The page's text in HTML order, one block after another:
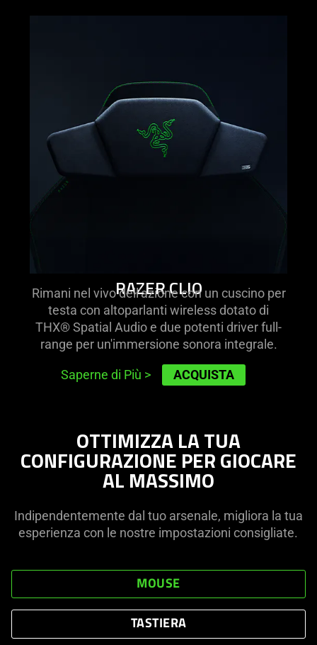
RAZER CLIO
Rimani nel vivo dell'azione con un cuscino per
testa con altoparlanti wireless dotato di
THX® Spatial Audio e due potenti driver full-
range per un'immersione sonora integrale.
Saperne di Più > ACQUISTA
OTTIMIZZA LA TUA
CONFIGURAZIONE PER GIOCARE
AL MASSIMO
Indipendentemente dal tuo arsenale, migliora la tua
esperienza con le nostre impostazioni consigliate.
MOUSE
TASTIERA